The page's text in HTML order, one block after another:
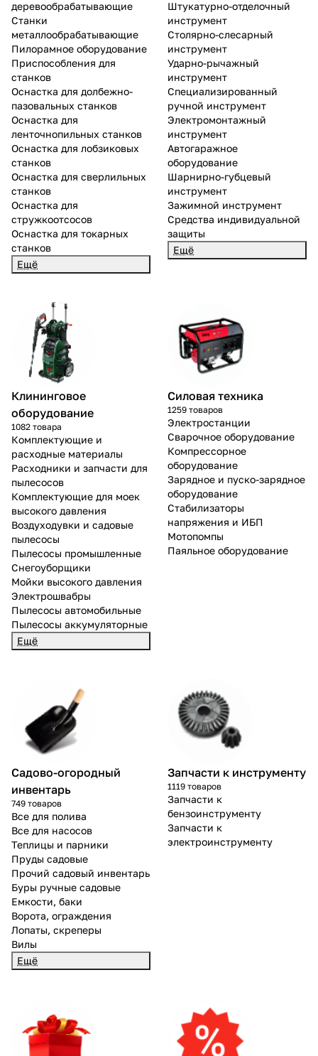
деревообрабатывающие
Станки
металлообрабатывающие
Пилорамное оборудование
Приспособления для
станков
Оснастка для долбежно-
пазовальных станков
Оснастка для
ленточнопильных станков
Оснастка для лобзиковых
станков
Оснастка для сверлильных
станков
Оснастка для
стружкоотсосов
Оснастка для токарных
станков
Ещё
Штукатурно-отделочный
инструмент
Столярно-слесарный
инструмент
Ударно-рычажный
инструмент
Специализированный
ручной инструмент
Электромонтажный
инструмент
Автогаражное
оборудование
Шарнирно-губцевый
инструмент
Зажимной инструмент
Средства индивидуальной
защиты
Ещё
Клининговое
оборудование
1082 товара
Комплектующие и
расходные материалы
Расходники и запчасти для
пылесосов
Комплектующие для моек
высокого давления
Воздуходувки и садовые
пылесосы
Пылесосы промышленные
Снегоуборщики
Мойки высокого давления
Электрошвабры
Пылесосы автомобильные
Пылесосы аккумуляторные
Ещё
Силовая техника
1259 товаров
Электростанции
Сварочное оборудование
Компрессорное
оборудование
Зарядное и пуско-зарядное
оборудование
Стабилизаторы
напряжения и ИБП
Мотопомпы
Паяльное оборудование
Садово-огородный
инвентарь
749 товаров
Все для полива
Все для насосов
Теплицы и парники
Пруды садовые
Прочий садовый инвентарь
Буры ручные садовые
Емкости, баки
Ворота, ограждения
Лопаты, скреперы
Вилы
Ещё
Запчасти к инструменту
1119 товаров
Запчасти к
бензоинструменту
Запчасти к
электроинструменту